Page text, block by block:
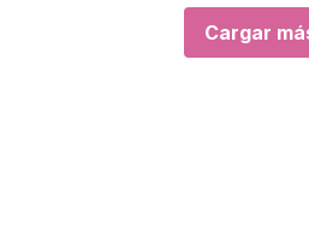
Cargar